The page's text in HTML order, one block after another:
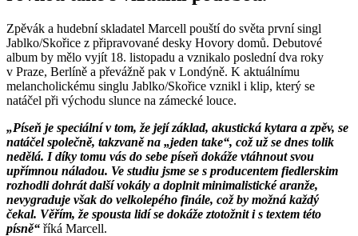
Zpěvák a hudební skladatel Marcell pouští do světa první singl
Jablko/Skořice z připravované desky Hovory domů. Debutové
album by mělo vyjít 18. listopadu a vznikalo poslední dva roky
v Praze, Berlíně a převážně pak v Londýně. K aktuálnímu
melancholickému singlu Jablko/Skořice vznikl i klip, který se
natáčel při východu slunce na zámecké louce.
„Píseň je speciální v tom, že její základ, akustická kytara a zpěv, se
natáčel společně, takzvaně na „jeden take“, což už se dnes tolik
nedělá. I díky tomu vás do sebe píseň dokáže vtáhnout svou
upřímnou náladou. Ve studiu jsme se s producentem fiedlerskim
rozhodli dohrát další vokály a doplnit minimalistické aranže,
nevygraduje však do velkolepého finále, což by možná každý
čekal. Věřím, že spousta lidí se dokáže ztotožnit i s textem této
písně“ říká Marcell.